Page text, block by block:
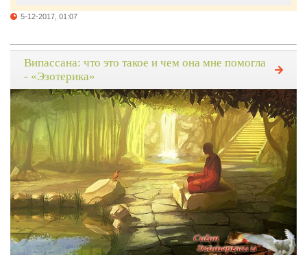
5-12-2017, 01:07
Випассана: что это такое и чем она мне помогла
- «Эзотерика»